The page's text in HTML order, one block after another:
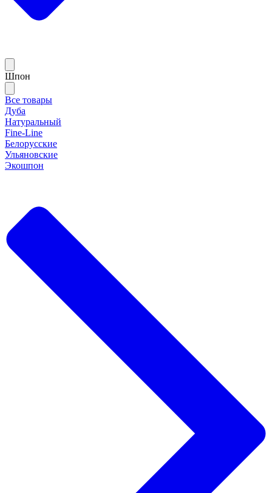
Шпон
Все товары
Дуба
Натуральный
Fine-Line
Белорусские
Ульяновские
Экошпон